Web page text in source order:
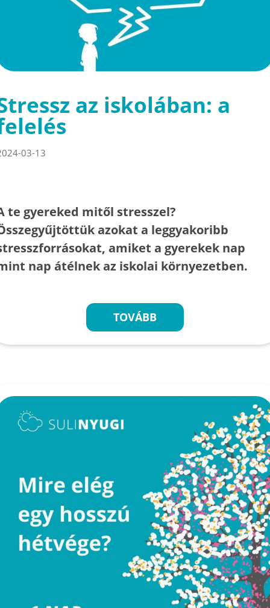
az iskolában: a
03-13
te gyereked mitől stresszel?
azokat a leggyakoribb
amiket a gyerekek nap
nap átélnek az iskolai környezetben.
TOVÁBB